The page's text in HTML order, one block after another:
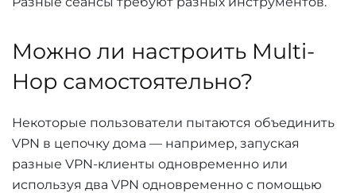
Можно ли настроить Multi-
Hop самостоятельно?
Некоторые пользователи пытаются объединить
VPN в цепочку дома — например, запуская
разные VPN-клиенты одновременно или
используя два VPN одновременно с помощью